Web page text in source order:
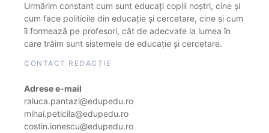
Urmărim constant cum sunt educați copiii noștri, cine și
cum face politicile din educație și cercetare, cine și cum
îi formează pe profesori, cât de adecvate la lumea în
care trăim sunt sistemele de educație și cercetare.
CONTACT REDACȚIE
Adrese e-mail
raluca.pantazi@edupedu.ro
mihai.peticila@edupedu.ro
costin.ionescu@edupedu.ro